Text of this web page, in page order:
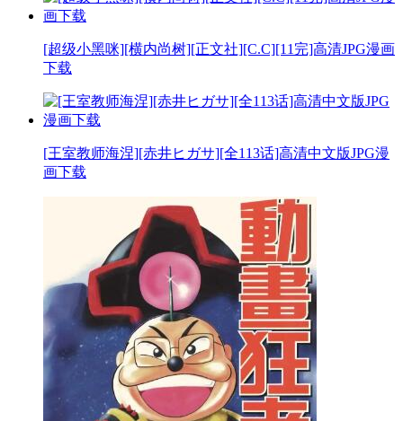
[超级小黑咪][横内尚树][正文社][C.C][11完]高清JPG漫画
下载
[王室教师海涅][赤井ヒガサ][全113话]高清中文版JPG漫
画下载